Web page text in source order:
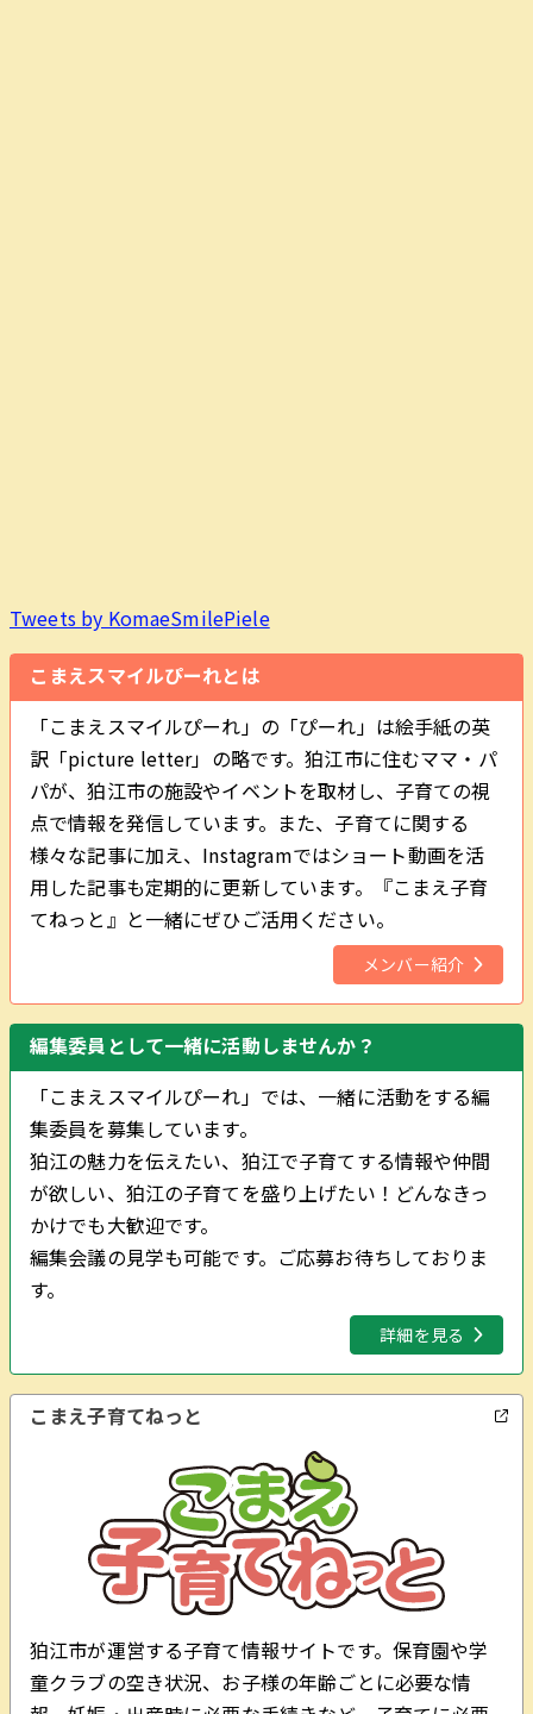
Tweets by KomaeSmilePiele
こまえスマイルぴーれとは
「こまえスマイルぴーれ」の「ぴーれ」は絵手紙の英
訳「picture letter」の略です。狛江市に住むママ・パ
パが、狛江市の施設やイベントを取材し、子育ての視
点で情報を発信しています。また、子育てに関する
様々な記事に加え、Instagramではショート動画を活
用した記事も定期的に更新しています。『こまえ子育
てねっと』と一緒にぜひご活用ください。
メンバー紹介
編集委員として一緒に活動しませんか？
「こまえスマイルぴーれ」では、一緒に活動をする編
集委員を募集しています。
狛江の魅力を伝えたい、狛江で子育てする情報や仲間
が欲しい、狛江の子育てを盛り上げたい！どんなきっ
かけでも大歓迎です。
編集会議の見学も可能です。ご応募お待ちしておりま
す。
詳細を見る
こまえ子育てねっと
狛江市が運営する子育て情報サイトです。保育園や学
童クラブの空き状況、お子様の年齢ごとに必要な情